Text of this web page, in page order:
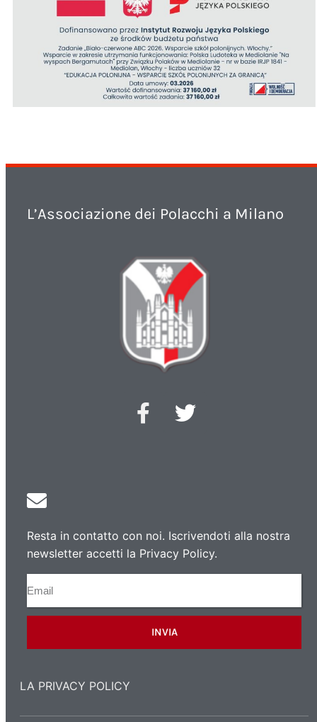
L’Associazione dei Polacchi a Milano
Resta in contatto con noi. Iscrivendoti alla nostra
newsletter accetti la Privacy Policy.
INVIA
LA PRIVACY POLICY